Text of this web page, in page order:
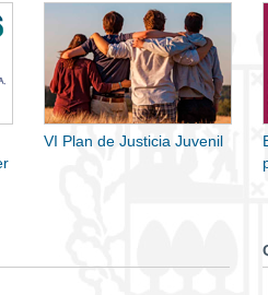
VI Plan de Justicia Juvenil